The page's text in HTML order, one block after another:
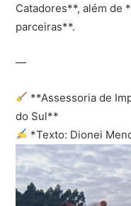
Catadores**, além de
parceiras**.
—
**Assessoria de
do Sul**
*Texto: Dionei